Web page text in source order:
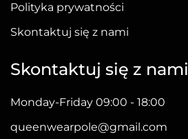
Polityka prywatności
Skontaktuj się z nami
Skontaktuj się z nami
Monday-Friday 09:00 - 18:00
queenwearpole@gmail.com